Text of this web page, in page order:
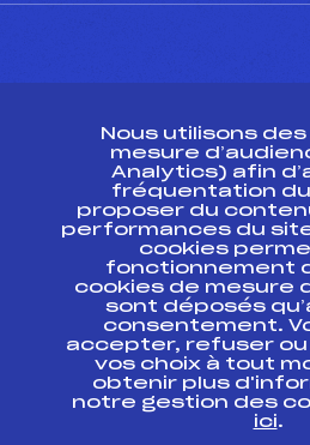
Ressources
Pass’Neige
Projet sportif fédéral
Projet de performance
Antidopage
Pôle Développement,
Scientifique
Listes ministérielles
Pôle vie de l’athlète
Enseignement
Nous utilisons
mesure
Analytics) afin
fréquentation
proposer du
performances du
cookies
fonctionnement
cookies de mesure
sont déposés
consentement.
accepter, refuser
vos choix à tout
obtenir plus
notre gestion des
ici.